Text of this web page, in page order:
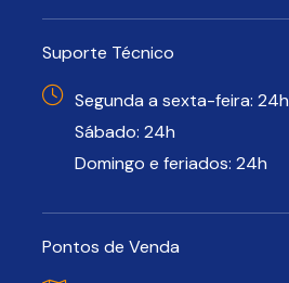
Suporte Técnico
Segunda a sexta-feira: 24h
Sábado: 24h
Domingo e feriados: 24h
Pontos de Venda